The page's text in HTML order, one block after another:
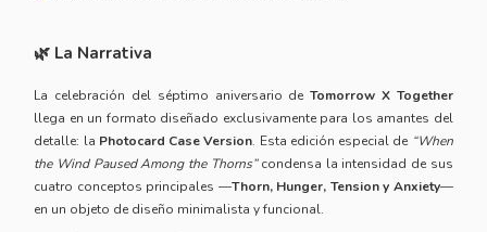
🌿 La Narrativa
La celebración del séptimo aniversario deTomorrow X Together
llega en un formato diseñado exclusivamente para los amantes del
detalle: la Photocard Case Version. Esta edición especial de “When
the Wind Paused Among the Thorns”condensa la intensidad de sus
cuatro conceptos principales —Thorn, Hunger, Tension y Anxiety—
en un objeto de diseño minimalista y funcional.